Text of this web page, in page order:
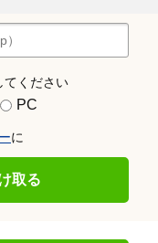
てください
PC
に
取る